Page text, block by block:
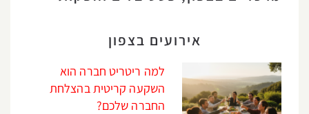
אירועים בצפון
למה ריטריט חברה הוא
השקעה קריטית בהצלחת
החברה שלכם?